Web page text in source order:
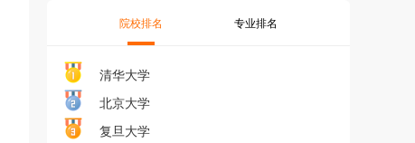
院校排名 专业排名
清华大学
北京大学
复旦大学